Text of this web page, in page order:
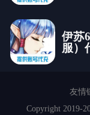
伊苏
服）
友情
Copyright 2019-